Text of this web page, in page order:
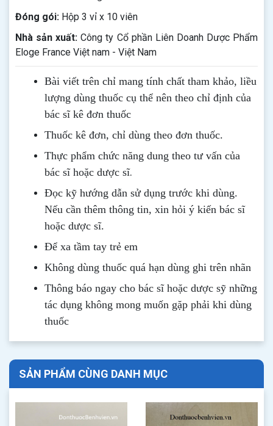
Đóng gói: Hộp 3 vỉ x 10 viên
Nhà sản xuất:Công ty Cổ phần Liên Doanh Dược Phẩm
Eloge France Việt nam - Việt Nam
Bài viết trên chỉ mang tính chất tham khảo, liều
lượng dùng thuốc cụ thể nên theo chỉ định của
bác sĩ kê đơn thuốc
Thuốc kê đơn, chỉ dùng theo đơn thuốc.
Thực phẩm chức năng dung theo tư vấn của
bác sĩ hoặc dược sĩ.
Đọc kỹ hướng dẫn sử dụng trước khi dùng.
Nếu cần thêm thông tin, xin hỏi ý kiến bác sĩ
hoặc dược sĩ.
Để xa tầm tay trẻ em
Không dùng thuốc quá hạn dùng ghi trên nhãn
Thông báo ngay cho bác sĩ hoặc dược sỹ những
tác dụng không mong muốn gặp phải khi dùng
thuốc
SẢN PHẨM CÙNG DANH MỤC